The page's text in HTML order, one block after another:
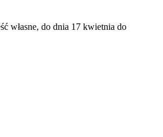
własne, do dnia 17 kwietnia do